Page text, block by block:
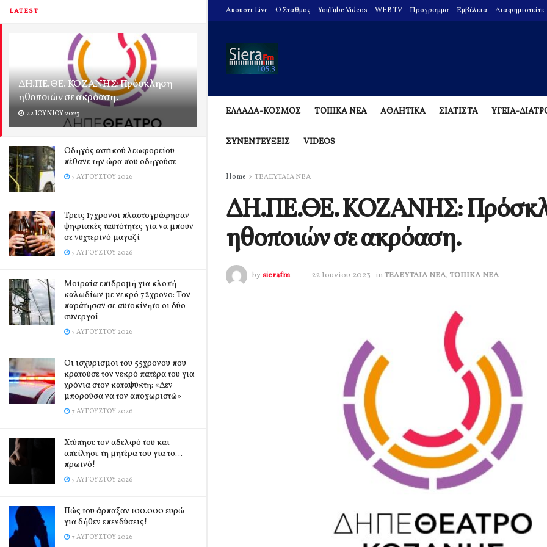
LATEST
ΔΗ.ΠΕ.ΘΕ. ΚΟΖΑΝΗΣ: Πρόσκληση
ηθοποιών σε ακρόαση.
22 ΙΟΥΝΊΟΥ 2023
Οδηγός αστικού λεωφορείου
πέθανε την ώρα που οδηγούσε
7 ΑΥΓΟΎΣΤΟΥ 2026
Τρεις 17χρονοι πλαστογράφησαν
ψηφιακές ταυτότητες για να μπουν
σε νυχτερινό μαγαζί
7 ΑΥΓΟΎΣΤΟΥ 2026
Μοιραία επιδρομή για κλοπή
καλωδίων με νεκρό 72χρονο: Τον
παράτησαν σε αυτοκίνητο οι δύο
συνεργοί
7 ΑΥΓΟΎΣΤΟΥ 2026
Οι ισχυρισμοί του 55χρονου που
κρατούσε τον νεκρό πατέρα του για
χρόνια στον καταψύκτη: «Δεν
μπορούσα να τον αποχωριστώ»
7 ΑΥΓΟΎΣΤΟΥ 2026
Χτύπησε τον αδελφό του και
απείλησε τη μητέρα του για το…
πρωινό!
7 ΑΥΓΟΎΣΤΟΥ 2026
Πώς του άρπαξαν 100.000 ευρώ
για δήθεν επενδύσεις!
7 ΑΥΓΟΎΣΤΟΥ 2026
Ακούστε Live O Σταθμός YouTube Videos WEB TV Πρόγραμμα Εμβέλεια Διαφημιστείτε
ΕΛΛΑΔΑ-ΚΟΣΜΟΣ ΤΟΠΙΚΑ ΝΕΑ ΑΘΛΗΤΙΚΑ ΣΙΑΤΙΣΤΑ ΥΓΕΙΑ-
ΣΥΝΕΝΤΕΥΞΕΙΣ VIDEOS
Home ΤΕΛΕΥΤΑΙΑ ΝΕΑ
ΔΗ.ΠΕ.ΘΕ. ΚΟΖΑΝΗΣ:
ηθοποιών σε ακρόαση.
by sierafm 22 Ιουνίου 2023 inΤΕΛΕΥΤΑΙΑ ΝΕΑ, ΤΟΠΙΚΑ ΝΕΑ